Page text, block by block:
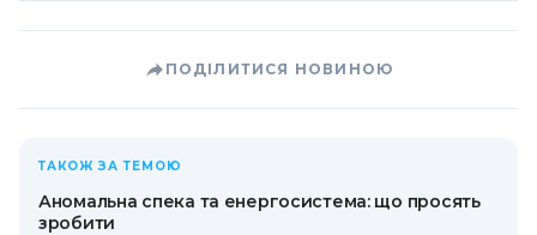
ПОДІЛИТИСЯ НОВИНОЮ
ТАКОЖ ЗА ТЕМОЮ
Аномальна спека та енергосистема: що просять
зробити